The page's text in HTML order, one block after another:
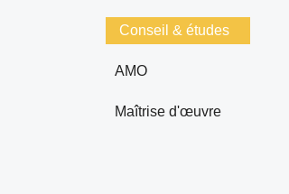
Conseil & études
AMO
Maîtrise d'œuvre